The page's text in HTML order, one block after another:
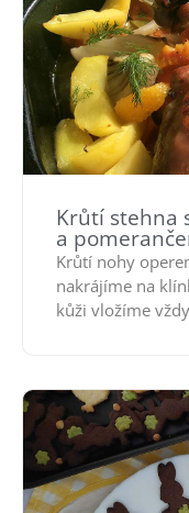
Krůtí stehna
a
Krůtí nohy
nakrájíme na
kůži vložíme